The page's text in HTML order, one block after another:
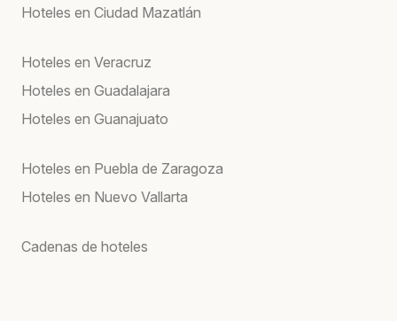
Hoteles en Ciudad Mazatlán
Hoteles en Veracruz
Hoteles en Guadalajara
Hoteles en Guanajuato
Hoteles en Puebla de Zaragoza
Hoteles en Nuevo Vallarta
Cadenas de hoteles